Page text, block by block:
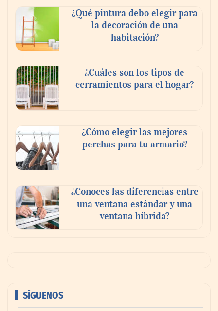
¿Qué pintura debo elegir para
la decoración de una
habitación?
¿Cuáles son los tipos de
cerramientos para el hogar?
¿Cómo elegir las mejores
perchas para tu armario?
¿Conoces las diferencias entre
una ventana estándar y una
ventana híbrida?
SÍGUENOS